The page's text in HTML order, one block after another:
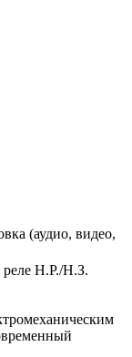
(аудио, видео,
реле Н.Р./Н.З.